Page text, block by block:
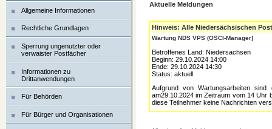
Allgemeine Informationen
Rechtliche Grundlagen
Sperrung ungenutzter oder
verwaister Postfächer
Informationen zu
Drittanwendungen
Für Behörden
Für Bürger und Organisationen
Aktuelle Meldungen
Hinweis: Alle Niedersächsischen
Wartung NDS VPS (OSCI-Manager)
Betroffenes Land: Niedersachsen
Beginn: 29.10.2024 14:00
Ende: 29.10.2024 14:30
Status: aktuell
Aufgrund von Wartungsarbeiten
am29.10.2024 im Zeitraum vom 14 Uhr
diese Teilnehmer keine Nachrichten